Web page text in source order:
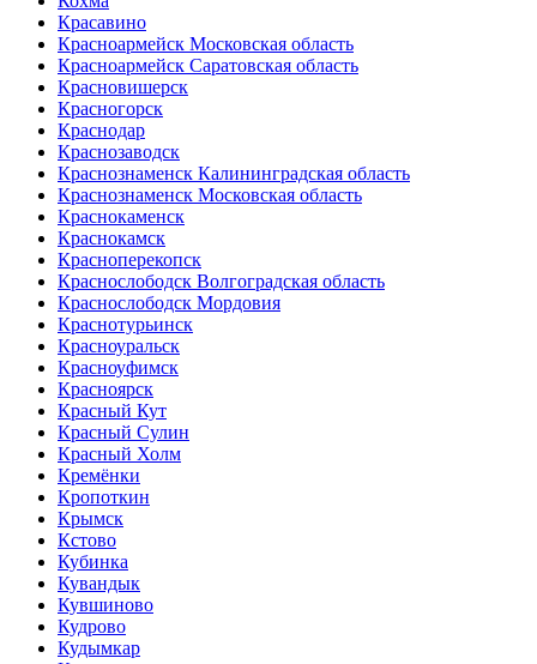
Красавино
Красноармейск Московская область
Красноармейск Саратовская область
Красновишерск
Красногорск
Краснодар
Краснозаводск
Краснознаменск Калининградская область
Краснознаменск Московская область
Краснокаменск
Краснокамск
Красноперекопск
Краснослободск Волгоградская область
Краснослободск Мордовия
Краснотурьинск
Красноуральск
Красноуфимск
Красноярск
Красный Кут
Красный Сулин
Красный Холм
Кремёнки
Кропоткин
Крымск
Кстово
Кубинка
Кувандык
Кувшиново
Кудрово
Кудымкар